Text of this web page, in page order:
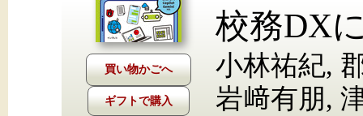
ギフトで購入
校務DX
小林祐紀,
岩﨑有朋,